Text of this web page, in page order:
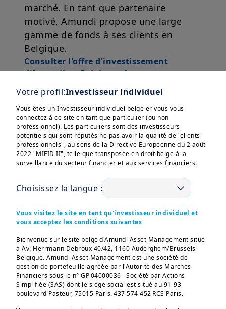
Votre profil:Investisseur individuel
Vous êtes un Investisseur individuel belge er vous vous
connectez à ce site en tant que particulier (ou non
professionnel). Les particuliers sont des investisseurs
potentiels qui sont réputés ne pas avoir la qualité de "clients
professionnels", au sens de la Directive Européenne du 2 août
2022 "MIFID II", telle que transposée en droit belge à la
surveillance du secteur financier et aux services financiers.
Choisissez la langue :
Vous visitez le site en tant qu'investisseur individuel et
vous acceptez les conditions suivantes
Bienvenue sur le site belge d'Amundi Asset Management situé
à Av. Herrmann Debroux 40/42, 1160 Auderghem/Brussels
Belgique. Amundi Asset Management est une société de
gestion de portefeuille agréée par l'Autorité des Marchés
Financiers sous le n° GP 04000036 - Société par Actions
Simplifiée (SAS) dont le siège social est situé au 91-93
boulevard Pasteur, 75015 Paris. 437 574 452 RCS Paris.
marché. En tant que partenaire
motivé, Amundi propose une large
gamme de fonds à ses clients en
Belgique.
Consulter l'offre d'investissement
d'Amundi en Belgique